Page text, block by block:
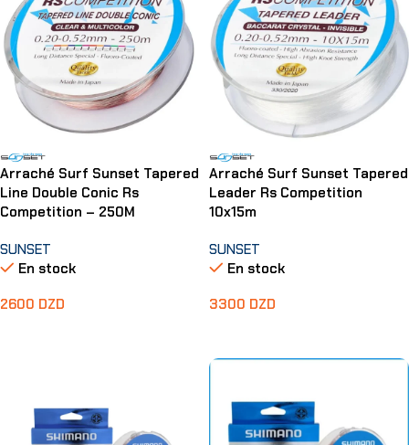
Arraché Surf Sunset Tapered
Line Double Conic Rs
Competition – 250M
SUNSET
En stock
2600 DZD
Arraché Surf Sunset Tapered
Leader Rs Competition
10x15m
SUNSET
En stock
3300 DZD